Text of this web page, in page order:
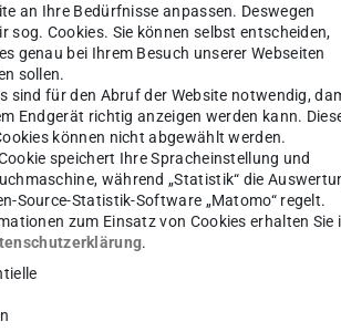
Bild: Ulrike Simons
an Ihre Bedürfnisse anpassen. Deswegen
sog. Cookies. Sie können selbst entscheiden,
genau bei Ihrem Besuch unserer Webseiten
sollen.
sind für den Abruf der Website notwendig,
Endgerät richtig anzeigen werden kann.
können nicht abgewählt werden.
speichert Ihre Spracheinstellung und
während „Statistik“ die
Source-Statistik-Software „Matomo“ regelt.
zum Einsatz von Cookies erhalten Sie
.